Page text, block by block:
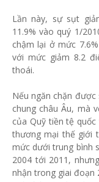
Lần này, sự sụt
11.9% vào quý 1/
chậm lại ở mức
với mức giảm 8.2
thoái.
Nếu ngăn chặn
chung châu Âu, mà
của Quỹ tiền tệ
thương mại thế giới
mức dưới trung bình
2004 tới 2011,
nhận trong giai đoạn